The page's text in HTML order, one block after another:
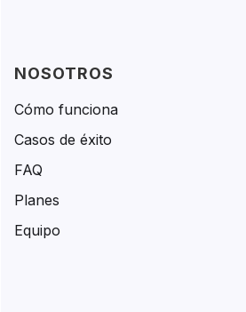
NOSOTROS
Cómo funciona
Casos de éxito
FAQ
Planes
Equipo